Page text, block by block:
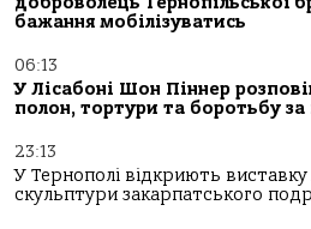
бажання мобілізуватись
06:13
У Лісабоні Шон Піннер
полон, тортури та боротьбу
23:13
У Тернополі відкриють
скульптури закарпатського